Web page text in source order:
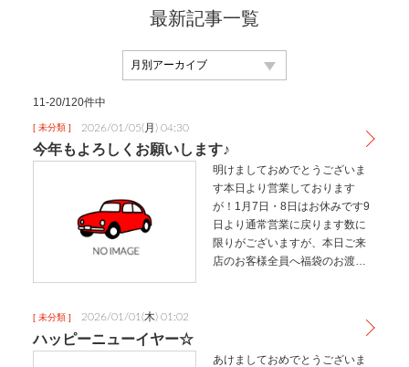
最新記事一覧
11-20/120件中
[ 未分類 ] 2026/01/05(月) 04:30
今年もよろしくお願いします♪
明けましておめでとうございま
す本日より営業しております
が！1月7日・8日はお休みです9
日より通常営業に戻ります数に
限りがございますが、本日ご来
店のお客様全員へ福袋のお渡し
ことないし…
[ 未分類 ] 2026/01/01(木) 01:02
ハッピーニューイヤー☆
あけましておめでとうございま